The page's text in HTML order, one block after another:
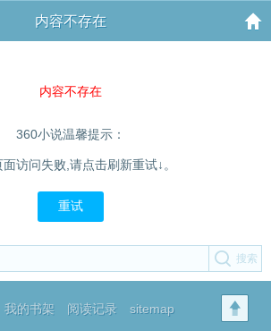
内容不存在
内容不存在
360小说温馨提示：
访问失败,请点击刷新重试↓。
重试
我的书架 阅读记录 sitemap